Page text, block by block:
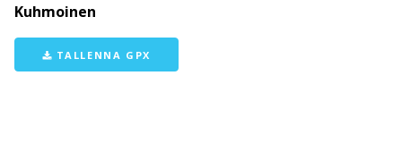
Kuhmoinen
TALLENNA GPX